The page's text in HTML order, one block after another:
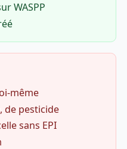
WASPP
même
de pesticide
sans EPI